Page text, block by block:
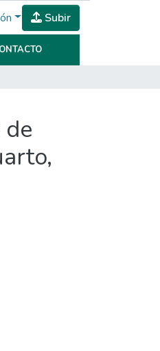
Subir